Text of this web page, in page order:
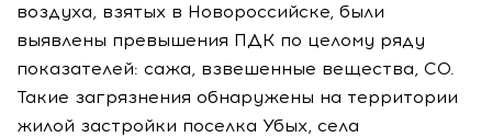
воздуха, взятых в Новороссийске, были
выявлены превышения ПДК по целому ряду
показателей: сажа, взвешенные вещества, СО.
Такие загрязнения обнаружены на территории
жилой застройки поселка Убых, села